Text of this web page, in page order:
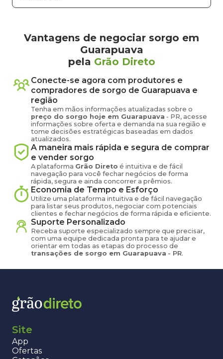
Vantagens de negociar sorgo em
Guarapuava
pela Grão Direto
Conecte-se agora com produtores e
compradores de sorgo de Guarapuava e
região
Tenha em mãos informações atualizadas sobre o
preço do sorgo hoje em Guarapuava - PR, acesse
informações sobre oferta e demanda na sua região e
tome decisões estratégicas baseadas em dados
atualizados.
A maneira mais rápida e segura de comprar
e vender sorgo
A plataforma Grão Direto é intuitiva e de fácil
navegação para você fechar negócios de forma
rápida, segura e ainda concorrer a prêmios.
Economia de Tempo e Esforço
Utilize uma plataforma intuitiva e de fácil navegação
para listar seus produtos, negociar com potenciais
clientes e fechar negócios de forma rápida e eficiente.
Suporte Personalizado
Receba suporte especializado sempre que precisar,
com uma equipe dedicada pronta para te ajudar e
orientar em todas as etapas do processo de
transações de sorgo em Guarapuava - PR.
Site
App
Ofertas